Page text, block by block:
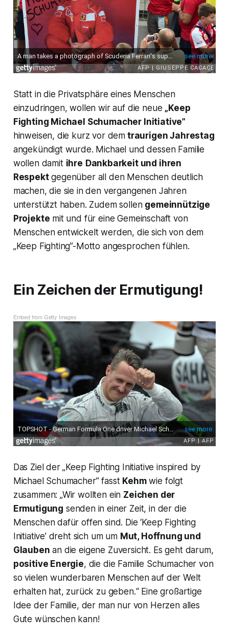
Statt in die Privatsphäre eines Menschen
einzudringen, wollen wir auf die neue „Keep
Fighting Michael Schumacher Initiative”
hinweisen, die kurz vor dem traurigen Jahrestag
angekündigt wurde. Michael und dessen Familie
wollen damit ihre Dankbarkeit und ihren
Respektgegenüber all den Menschen deutlich
machen, die sie in den vergangenen Jahren
unterstützt haben. Zudem sollen gemeinnützige
Projekte mit und für eine Gemeinschaft von
Menschen entwickelt werden, die sich von dem
„Keep Fighting”-Motto angesprochen fühlen.
Ein Zeichen der Ermutigung!
Embed from Getty Images
Das Ziel der „Keep Fighting Initiative inspired by
Michael Schumacher” fasst Kehmwie folgt
zusammen: „Wir wollten ein Zeichen der
Ermutigung senden in einer Zeit, in der die
Menschen dafür offen sind. Die ‘Keep Fighting
Initiative’ dreht sich um um Mut, Hoffnung und
Glauben an die eigene Zuversicht. Es geht darum,
positive Energie, die die Familie Schumacher von
so vielen wunderbaren Menschen auf der Welt
erhalten hat, zurück zu geben.“ Eine großartige
Idee der Familie, der man nur von Herzen alles
Gute wünschen kann!